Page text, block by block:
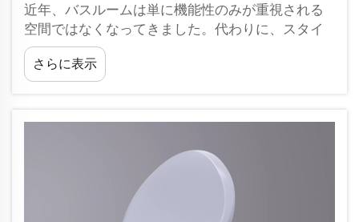
近年、バスルームは単に機能性のみが重視される
空間ではなくなってきました。代わりに、スタイ
ルや効率性を重視した、住宅のインテリアデザイ
ンにおいて不可欠な要素へと進化しています…
さらに表示